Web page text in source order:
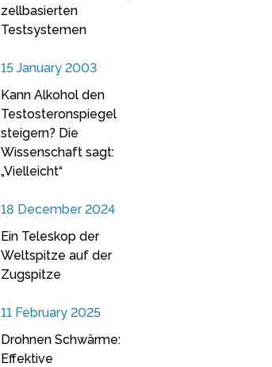
zellbasierten
Testsystemen
15 January 2003
Kann Alkohol den
Testosteronspiegel
steigern? Die
Wissenschaft sagt:
„Vielleicht“
18 December 2024
Ein Teleskop der
Weltspitze auf der
Zugspitze
11 February 2025
Drohnen Schwärme:
Effektive